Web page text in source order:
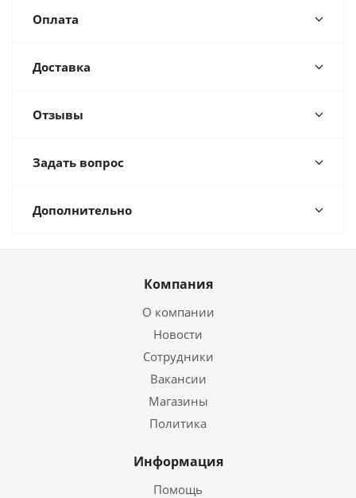
Оплата
Доставка
Отзывы
Задать вопрос
Дополнительно
Компания
О компании
Новости
Сотрудники
Вакансии
Магазины
Политика
Информация
Помощь